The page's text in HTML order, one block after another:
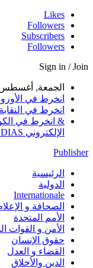
Likes
Followers
Subscribers
Followers
Sign in / Join
الجمعة, أغسطس 7,
انخرط في
انخرط في
& انخرط في
الإلكتروني MEDIAS
Publisher
الرئيسية
الدولية
Internationale
الصحافة و
الأمم المتحدة
الأمن و القوات
حقوق الإنسان
القضاء و العدل
الدين والأخلاق